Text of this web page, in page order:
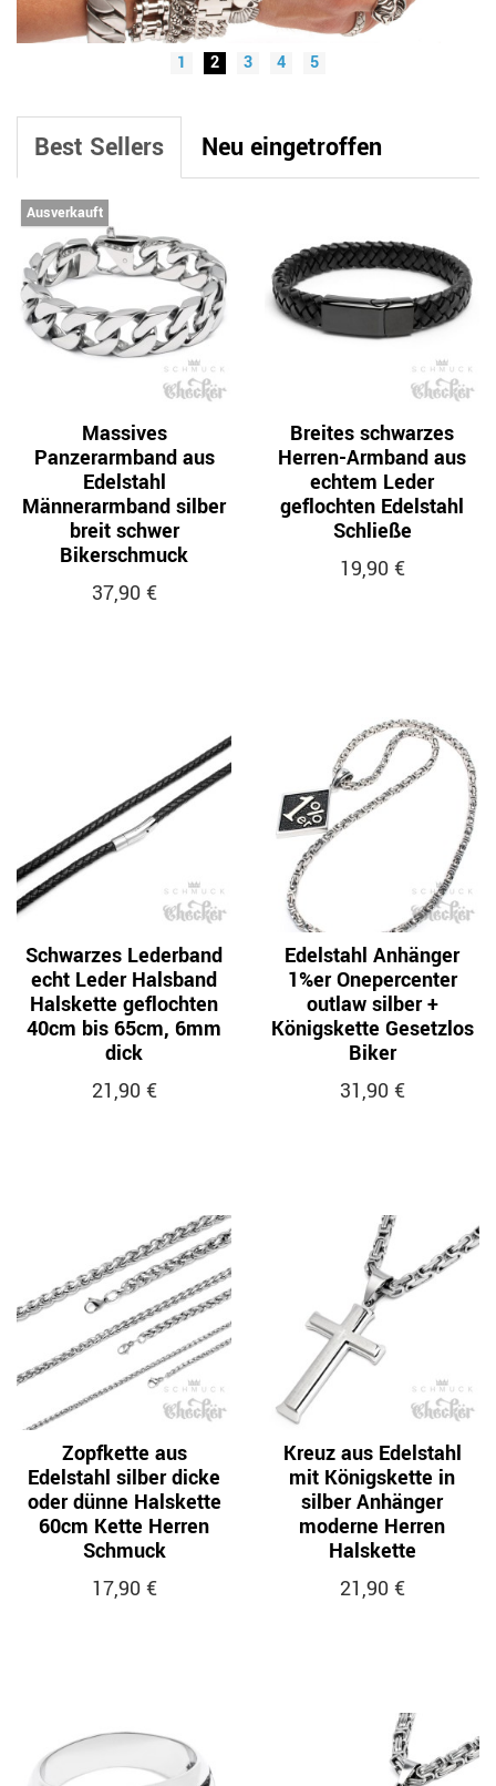
1 2 3 4 5
Best Sellers Neu eingetroffen
Ausverkauft
Massives
Panzerarmband aus
Edelstahl
Männerarmband silber
breit schwer
Bikerschmuck
37,90 €
Breites schwarzes
Herren-Armband aus
echtem Leder
geflochten Edelstahl
Schließe
19,90 €
Schwarzes Lederband
echt Leder Halsband
Halskette geflochten
40cm bis 65cm, 6mm
dick
21,90 €
Edelstahl Anhänger
1%er Onepercenter
outlaw silber +
Königskette Gesetzlos
Biker
31,90 €
Zopfkette aus
Edelstahl silber dicke
oder dünne Halskette
60cm Kette Herren
Schmuck
17,90 €
Kreuz aus Edelstahl
mit Königskette in
silber Anhänger
moderne Herren
Halskette
21,90 €